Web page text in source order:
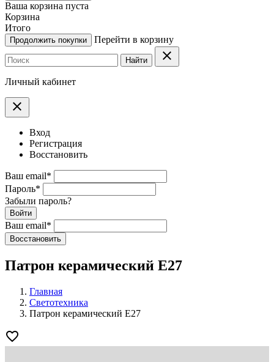
Ваша корзина пуста
Корзина
Итого
Продолжить покупки Перейти в корзину
Найти clear
Личный кабинет
clear
Вход
Регистрация
Восстановить
Ваш email*
Пароль*
Забыли пароль?
Войти
Ваш email*
Воcстановить
Патрон керамический E27
Главная
Светотехника
Патрон керамический E27
favorite_border